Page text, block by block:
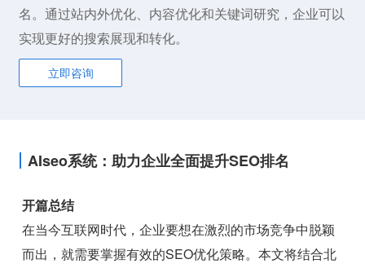
名。通过站内外优化、内容优化和关键词研究，企业可以
实现更好的搜索展现和转化。
立即咨询
AIseo系统：助力企业全面提升SEO排名
开篇总结
在当今互联网时代，企业要想在激烈的市场竞争中脱颖
而出，就需要掌握有效的SEO优化策略。本文将结合北